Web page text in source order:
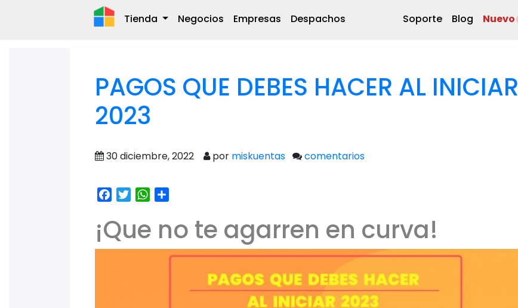
Tienda Negocios Empresas Despachos Soporte Blog Nuevo
PAGOS QUE DEBES HACER AL INICIAR
2023
30 diciembre, 2022 por miskuentas comentarios
Facebook
TwitterWhatsApp
¡Que no te agarren en curva!